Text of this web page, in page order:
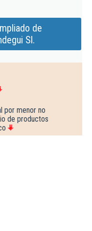
de
Sl.
por menor no
de productos